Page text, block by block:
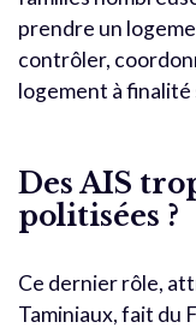
prendre un
contrôler,
logement à finalité
Des AIS
politisées ?
Ce dernier rôle,
Taminiaux, fait du